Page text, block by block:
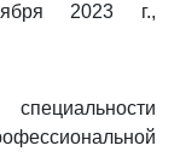
2023 г.,